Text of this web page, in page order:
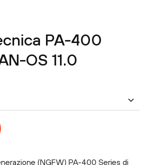
PA-400
OS 11.0
(NGFW) PA-400 Series di